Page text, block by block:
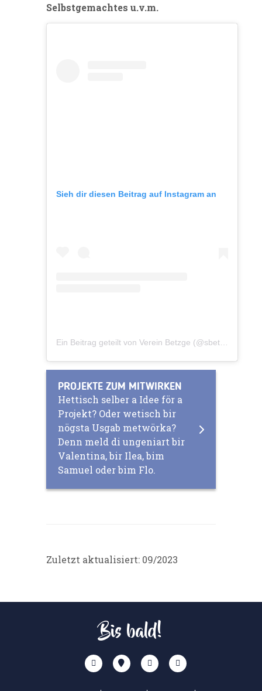
Selbstgemachtes u.v.m.
Sieh dir diesen Beitrag auf Instagram an
Ein Beitrag geteilt von Verein Betzge (@sbetzge)
PROJEKTE ZUM MITWIRKEN
Hettisch selber a Idee för a
Projekt? Oder wetisch bir
nögsta Usgab metwörka?
Denn meld di ungeniart bir
Valentina, bir Ilea, bim
Samuel oder bim Flo.
Zuletzt aktualisiert: 09/2023
Bis bald!